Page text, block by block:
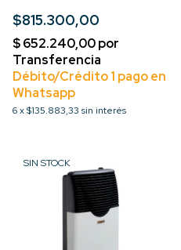
$815.300,00
6x$135.883,33 sin interés
SIN STOCK